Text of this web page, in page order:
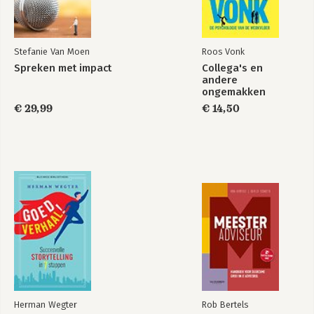
4. De opdracht acquireren en contracteren
4.1 Inzetbaarheid en productiviteit: manage de zaagtand!
4.2 Het inkoopproces van B2B-diensten en de buyers journey
4.3.1 Kenmerken van een authentieke en magic personal brand
4.3.2 Personal branding als proces of werkwoord
4.4 Marketing en sales van consultingopdrachten
4.4.1 Je consultancymarketingplan ontwikkelen
4.5.1 Brandaandacht creëren door market gravity
4.5.2 Contentmarketing: key voor consultants
4.5.3 High impact social selling inrichten
4.5.4 Monitor je pijplijn via marketing automation en marketing
analytics
4.6 Het proposalproces: management van verwachtingen
4.6.1 Het pre-proposalproces
4.6.2 Het proposalproces en het sluiten van de deal
4.7 Het contract, pricing en nieuwe verdienmodellen
4.8 Successen vieren tijdens het proposalproces
Stefanie Van Moen
Spreken met impact
€ 29,99
Roos Vonk
Collega's en
andere
ongemakken
€ 14,50
Herman Wegter Rob Bertels